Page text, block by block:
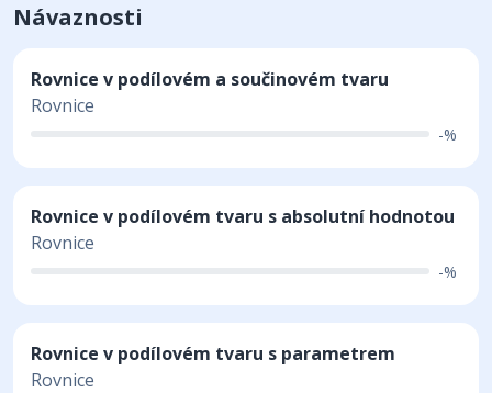
Návaznosti
Rovnice v podílovém a součinovém tvaru
Rovnice
-%
Rovnice v podílovém tvaru s absolutní hodnotou
Rovnice
-%
Rovnice v podílovém tvaru s parametrem
Rovnice